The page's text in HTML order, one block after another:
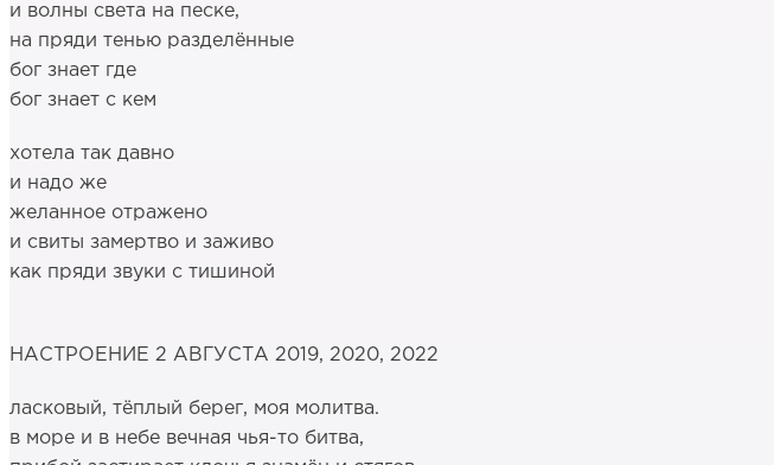
и волны света на песке,
на пряди тенью разделённые
бог знает где
бог знает с кем
хотела так давно
и надо же
желанное отражено
и свиты замертво и заживо
как пряди звуки с тишиной
НАСТРОЕНИЕ 2 АВГУСТА 2019, 2020, 2022
ласковый, тёплый берег, моя молитва.
в море и в небе вечная чья-то битва,